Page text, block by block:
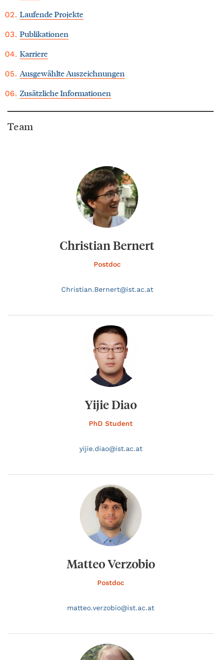
Laufende Projekte
Publikationen
Karriere
Ausgewählte Auszeichnungen
Zusätzliche Informationen
Team
Christian Bernert
Postdoc
Christian.Bernert@ist.ac.at
Yijie Diao
PhD Student
yijie.diao@ist.ac.at
Matteo Verzobio
Postdoc
matteo.verzobio@ist.ac.at